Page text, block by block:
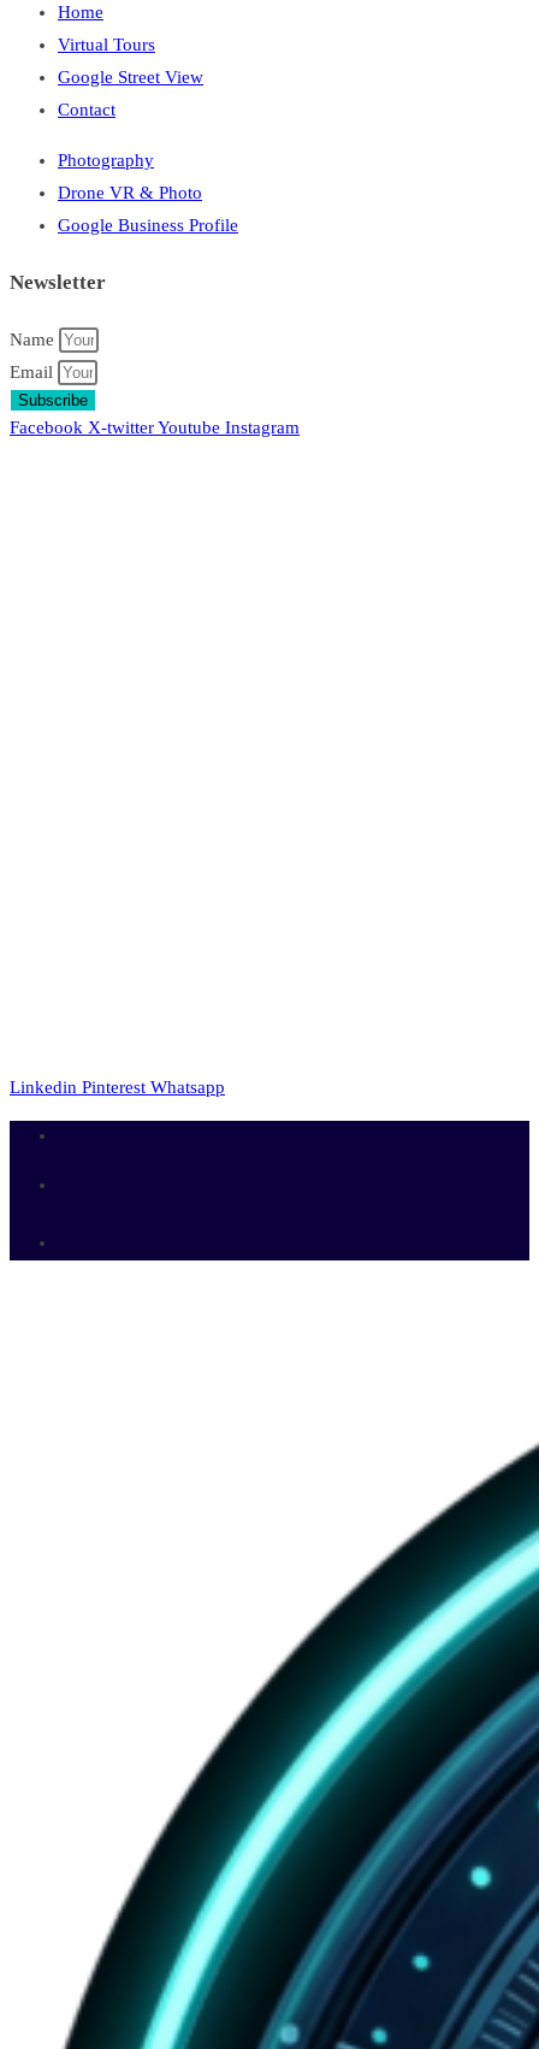
Home
Virtual Tours
Google Street View
Contact
Photography
Drone VR & Photo
Google Business Profile
Newsletter
Name
Email
Subscribe
Facebook X-twitterYoutube Instagram
Linkedin Pinterest Whatsapp